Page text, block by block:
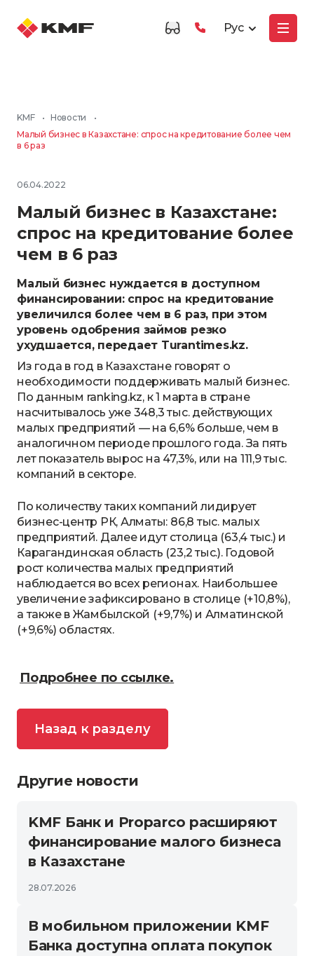
Рус
KMF • Новости
•
Малый бизнес в Казахстане: спрос на кредитование более чем
в 6 раз
06.04.2022
Малый бизнес в Казахстане:
спрос на кредитование более
чем в 6 раз
Малый бизнес нуждается в доступном
финансировании: спрос на кредитование
увеличился более чем в 6 раз, при этом
уровень одобрения займов резко
ухудшается, передает Turantimes.kz.
Из года в год в Казахстане говорят о
необходимости поддерживать малый бизнес.
По данным ranking.kz, к 1 марта в стране
насчитывалось уже 348,3 тыс. действующих
малых предприятий — на 6,6% больше, чем в
аналогичном периоде прошлого года. За пять
лет показатель вырос на 47,3%, или на 111,9 тыс.
компаний в секторе.
По количеству таких компаний лидирует
бизнес-центр РК, Алматы: 86,8 тыс. малых
предприятий. Далее идут столица (63,4 тыс.) и
Карагандинская область (23,2 тыс.). Годовой
рост количества малых предприятий
наблюдается во всех регионах. Наибольшее
увеличение зафиксировано в столице (+10,8%),
а также в Жамбылской (+9,7%) и Алматинской
(+9,6%) областях.
Подробнее по ссылке.
Назад к разделу
Другие новости
KMF Банк и Proparco расширяют
финансирование малого бизнеса
в Казахстане
28.07.2026
В мобильном приложении KMF
Банка доступна оплата покупок